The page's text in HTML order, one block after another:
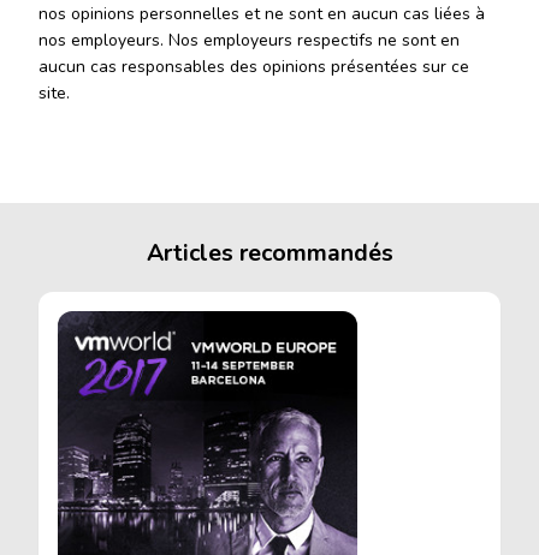
nos opinions personnelles et ne sont en aucun cas liées à
nos employeurs. Nos employeurs respectifs ne sont en
aucun cas responsables des opinions présentées sur ce
site.
Articles recommandés